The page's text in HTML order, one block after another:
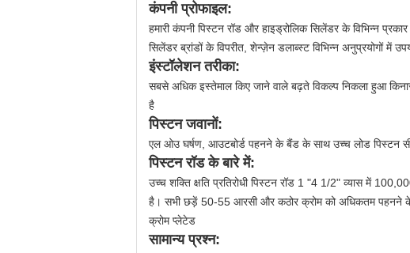
कंपनी प्रोफाइल:
हमारी कंपनी पिस्टन रॉड और हाइड्रोलिक सिलेंडर के विभिन्न
सिलेंडर ब्रांडों के विपरीत, शेन्ज़ेन डलाब्स्ट विभिन्न अनुप्रयोगों में
इंस्टॉलेशन तरीका:
सबसे अधिक इस्तेमाल किए जाने वाले बढ़ते विकल्प निकला हुआ
है
पिस्टन जवानों:
एलओउ घर्षण, आउटबोर्ड पहनने के बैंड के साथ उच्च लोड पिस्टन
पिस्टन रॉड के बारे में:
उच्च शक्ति क्षति प्रतिरोधी पिस्टन रॉड 1 "4 1/2" व्यास में
है। सभी छड़ें 50-55 आरसी और कठोर क्रोम को अधिकतम पहनने के
क्रोम प्लेटेड
सामान्य प्रश्न: